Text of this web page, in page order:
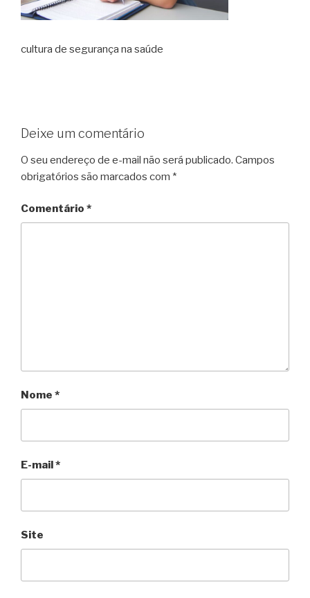
cultura de segurança na saúde
Deixe um comentário
O seu endereço de e-mail não será publicado. Campos
obrigatórios são marcados com *
Comentário *
Nome *
E-mail*
Site